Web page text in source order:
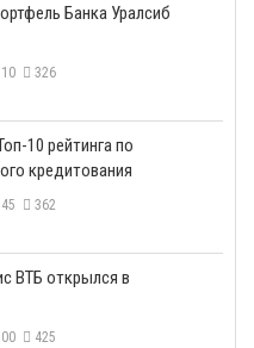
Банка Уралсиб
326
10 рейтинга по
кредитования
362
ВТБ открылся в
425